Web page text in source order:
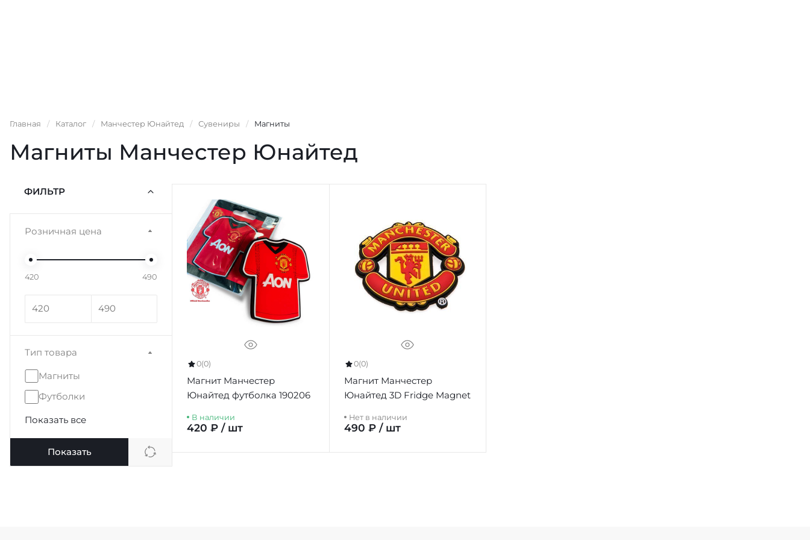
Главная / Каталог / Манчестер Юнайтед / Сувениры / Магниты
Магниты Манчестер Юнайтед
ФИЛЬТР
Розничная цена
420 490
Тип товара
Магниты
Футболки
Показать все
Показать
0(0)
Магнит Манчестер
Юнайтед футболка 190206
В наличии
420 ₽ / шт
0(0)
Магнит Манчестер
Юнайтед 3D Fridge Magnet
Нет в наличии
490 ₽ / шт